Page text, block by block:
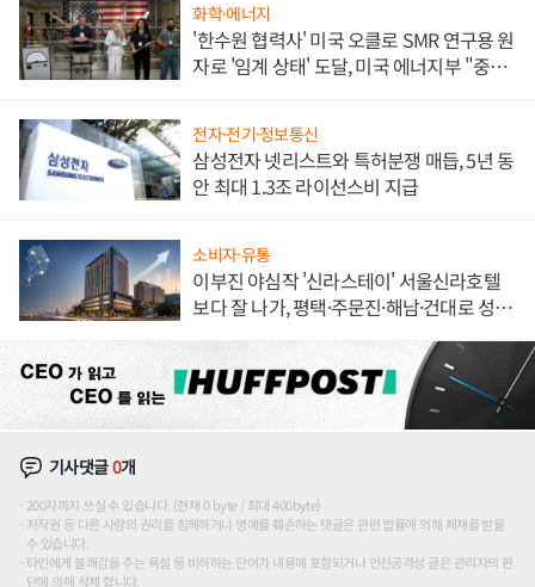
화학·에너지
'한수원 협력사' 미국 오클로 SMR 연구용 원
자로 '임계 상태' 도달, 미국 에너지부 "중요
전자·전기·정보통신
삼성전자 넷리스트와 특허분쟁 매듭, 5년 동
안 최대 1.3조 라이선스비 지급
소비자·유통
이부진 야심작 '신라스테이' 서울신라호텔
보다 잘 나가, 평택·주문진·해남·건대로 성
기사댓글0개
200자까지 쓰실 수 있습니다. (현재 0 byte / 최대 400byte)
저작권 등 다른 사람의 권리를 침해하거나 명예를 훼손하는 댓글은 관련 법률에 의해 제재를 받을
수 있습니다.
타인에게 불쾌감을 주는 욕설 등 비하하는 단어가 내용에 포함되거나 인신공격성 글은 관리자의 판
단에 의해 삭제 합니다.